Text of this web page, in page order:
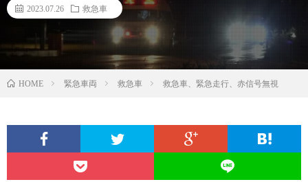
2023.07.26 救急車
HOME 緊急車両 救急車 救急車、緊急走行、赤信号無視